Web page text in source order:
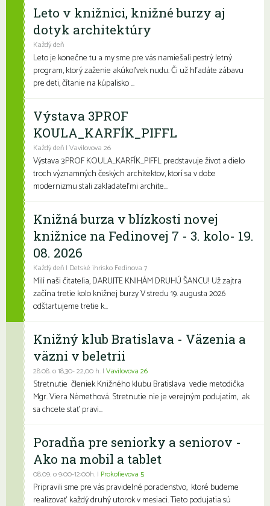
Leto v knižnici, knižné burzy aj
dotyk architektúry
Každý deň
Leto je konečne tu a my sme pre vás namiešali pestrý letný
program, ktorý zaženie akúkoľvek nudu. Či už hľadáte zábavu
pre deti, čítanie na kúpalisko ...
Výstava 3PROF
KOULA_KARFÍK_PIFFL
Každý deň | Vavilovova 26
Výstava 3PROF KOULA_KARFÍK_PIFFL predstavuje život a dielo
troch významných českých architektov, ktorí sa v dobe
modernizmu stali zakladateľmi archite...
Knižná burza v blízkosti novej
knižnice na Fedinovej 7 - 3. kolo- 19.
08. 2026
Každý deň | Detské ihrisko Fedinova 7
Milí naši čitatelia, DARUJTE KNIHÁM DRUHÚ ŠANCU! Už zajtra
začína tretie kolo knižnej burzy V stredu 19. augusta 2026
odštartujeme tretie k...
Knižný klub Bratislava - Väzenia a
väzni v beletrii
28.08. o 18,30- 22,00 h. | Vavilovova 26
Stretnutie členiek Knižného klubu Bratislava vedie metodička
Mgr. Viera Némethová. Stretnutie nie je verejným podujatím, ak
sa chcete stať pravi...
Poradňa pre seniorky a seniorov -
Ako na mobil a tablet
08.09. o 9:00-12:00h. | Prokofievova 5
Pripravili sme pre vás pravidelné poradenstvo, ktoré budeme
realizovať každý druhý utorok v mesiaci. Tieto podujatia sú